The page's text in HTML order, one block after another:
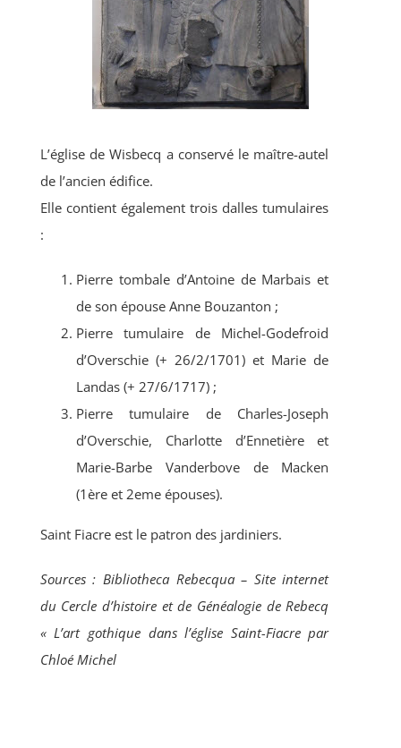
L’église de Wisbecq a conservé le maître-autel
de l’ancien édifice.
Elle contient également trois dalles tumulaires
:
Pierre tombale d’Antoine de Marbais et
de son épouse Anne Bouzanton ;
Pierre tumulaire de Michel-Godefroid
d’Overschie (+ 26/2/1701) et Marie de
Landas (+ 27/6/1717) ;
Pierre tumulaire de Charles-Joseph
d’Overschie, Charlotte d’Ennetière et
Marie-Barbe Vanderbove de Macken
(1ère et 2eme épouses).
Saint Fiacre est le patron des jardiniers.
Sources : Bibliotheca Rebecqua – Site internet
du Cercle d’histoire et de Généalogie de Rebecq
« L’art gothique dans l’église Saint-Fiacre par
Chloé Michel